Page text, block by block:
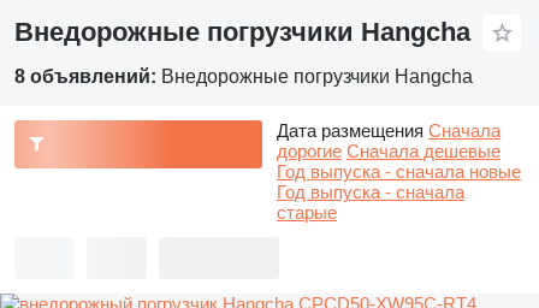
Внедорожные погрузчики Hangcha
8 объявлений: Внедорожные погрузчики Hangcha
Дата размещения Сначала
дорогие Сначала дешевые
Год выпуска - сначала новые
Год выпуска - сначала
старые